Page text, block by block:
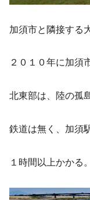
加須市と隣接する
２０１０年に加須
北東部は、陸の孤
鉄道は無く、加須
１時間以上かかる。